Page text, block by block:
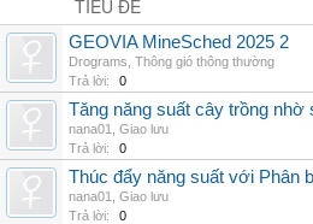
TIÊU ĐỀ
GEOVIA MineSched 2025 2
Drograms Thông gió thông thường
Trả lời:
0
Tăng năng suất cây trồng nhờ
nana01
Giao lưu
Trả lời:
0
Thúc đẩy năng suất với Phân
nana01
Giao lưu
Trả lời:
0